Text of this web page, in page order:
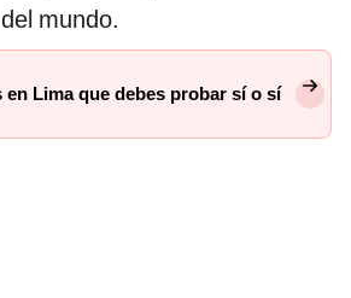
mundo.
en Lima que debes probar sí o sí